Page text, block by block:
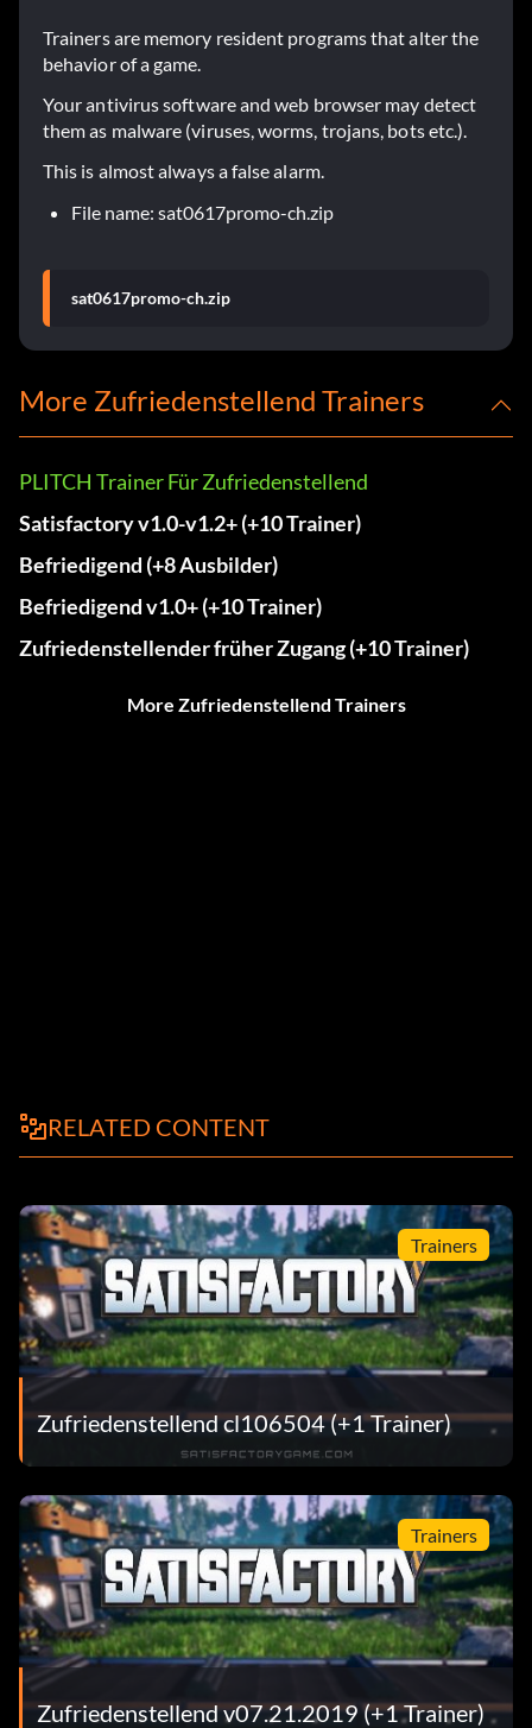
Trainers are memory resident programs that alter the
behavior of a game.
Your antivirus software and web browser may detect
them as malware (viruses, worms, trojans, bots etc.).
This is almost always a false alarm.
File name: sat0617promo-ch.zip
sat0617promo-ch.zip
More Zufriedenstellend Trainers
PLITCH Trainer Für Zufriedenstellend
Satisfactory v1.0-v1.2+ (+10 Trainer)
Befriedigend (+8 Ausbilder)
Befriedigend v1.0+ (+10 Trainer)
Zufriedenstellender früher Zugang (+10 Trainer)
More Zufriedenstellend Trainers
RELATED CONTENT
Trainers
Zufriedenstellend cl106504 (+1 Trainer)
Trainers
Zufriedenstellend v07.21.2019 (+1 Trainer)